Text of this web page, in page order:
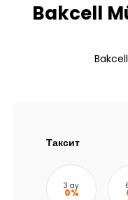
Bakcell
Таксит
3 ay
0%